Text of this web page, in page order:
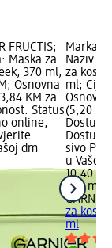
FRUCTIS;
Maska za
370 ml;
Osnovna
KM za
Status
online,
dm
Marka:
Naziv
za kosu
ml;
(5,20
sivo
u Vašoj
10,40 KM
200 ml
za kosu
ml